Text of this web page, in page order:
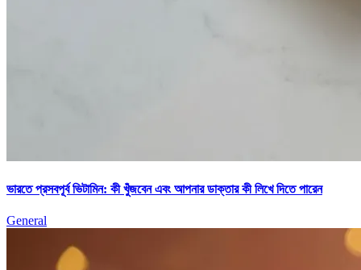
ভারতে প্রসবপূর্ব ভিটামিন: কী খুঁজবেন এবং আপনার ডাক্তার কী লিখে দিতে পারেন
General